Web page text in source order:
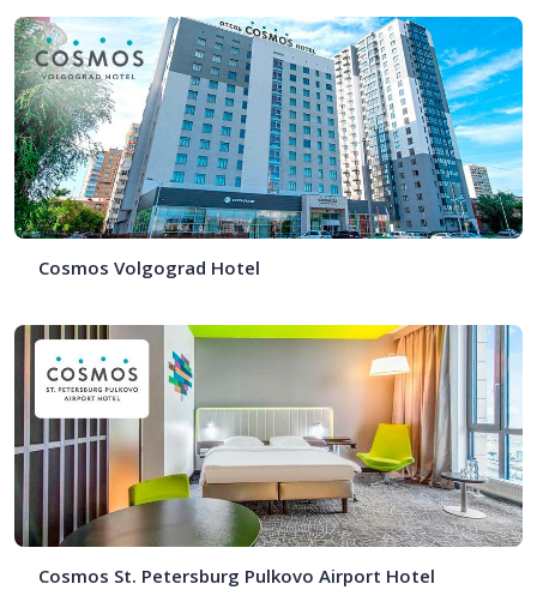
Cosmos Volgograd Hotel
Cosmos St. Petersburg Pulkovo Airport Hotel